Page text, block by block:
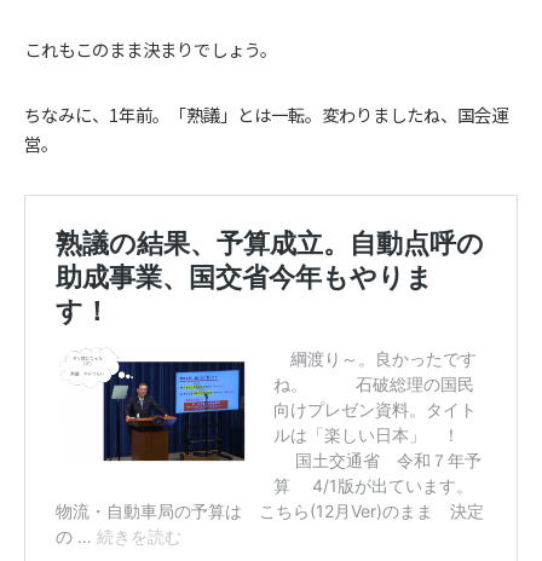
これもこのまま決まりでしょう。
ちなみに、1年前。「熟議」とは一転。変わりましたね、国会運
営。